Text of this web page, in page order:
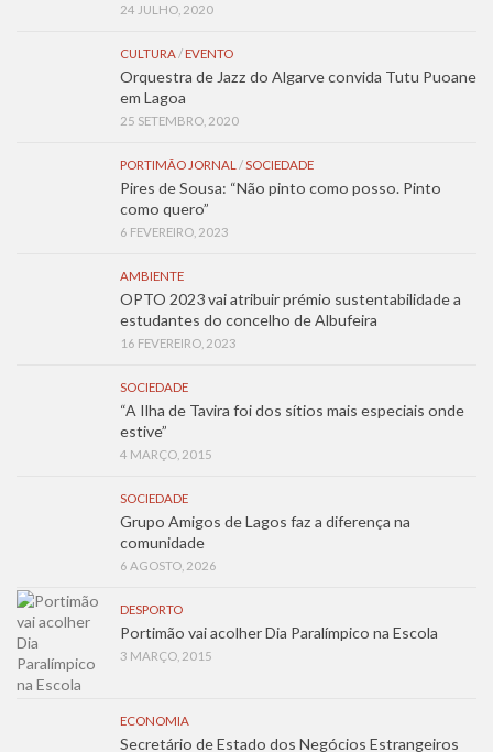
24 JULHO, 2020
CULTURA/ EVENTO
Orquestra de Jazz do Algarve convida Tutu Puoane
em Lagoa
25 SETEMBRO, 2020
PORTIMÃO JORNAL /SOCIEDADE
Pires de Sousa: “Não pinto como posso. Pinto
como quero”
6 FEVEREIRO, 2023
AMBIENTE
OPTO 2023 vai atribuir prémio sustentabilidade a
estudantes do concelho de Albufeira
16 FEVEREIRO, 2023
SOCIEDADE
“A Ilha de Tavira foi dos sítios mais especiais onde
estive”
4 MARÇO, 2015
SOCIEDADE
Grupo Amigos de Lagos faz a diferença na
comunidade
6 AGOSTO, 2026
DESPORTO
Portimão vai acolher Dia Paralímpico na Escola
3 MARÇO, 2015
ECONOMIA
Secretário de Estado dos Negócios Estrangeiros